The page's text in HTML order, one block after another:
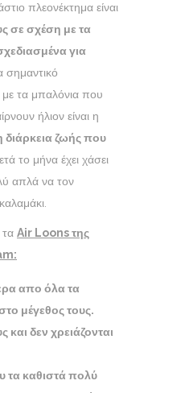
πλεονέκτημα είναι
σε σχέση με τα
για
σημαντικό
τα μπαλόνια που
ήλιον είναι η
διάρκεια ζωής που
το μήνα έχει χάσει
απλά να τον
Air Loons της
απο όλα τα
μέγεθος τους.
και δεν χρειάζονται
τα καθιστά πολύ